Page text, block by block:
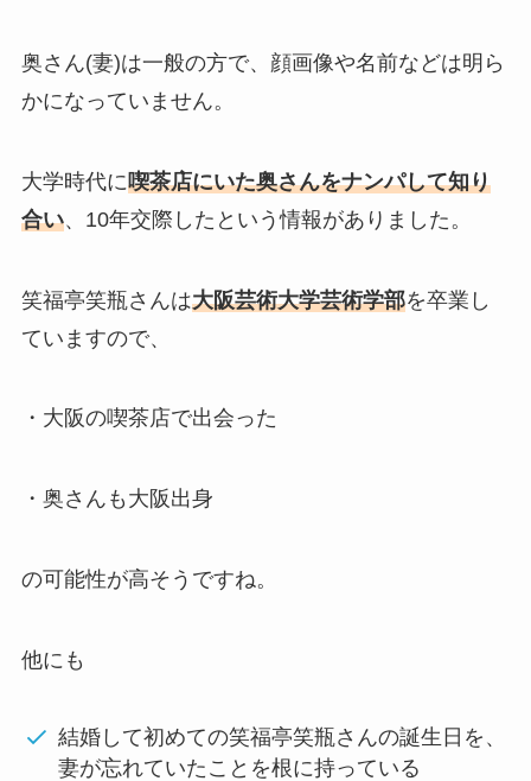
奥さん(妻)は一般の方で、顔画像や名前などは明ら
かになっていません。
大学時代に喫茶店にいた奥さんをナンパして知り
合い、10年交際したという情報がありました。
笑福亭笑瓶さんは大阪芸術大学芸術学部を卒業し
ていますので、
・大阪の喫茶店で出会った
・奥さんも大阪出身
の可能性が高そうですね。
他にも
結婚して初めての笑福亭笑瓶さんの誕生日を、
妻が忘れていたことを根に持っている